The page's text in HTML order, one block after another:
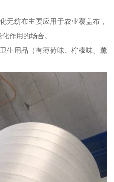
无纺布主要应用于农业覆盖布，
作用的场合。
生用品（有薄荷味、柠檬味、薰